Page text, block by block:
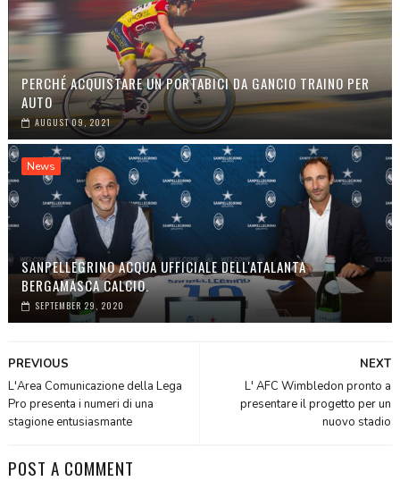
PERCHÉ ACQUISTARE UN PORTABICI DA GANCIO TRAINO PER
AUTO
AUGUST 09, 2021
News
SANPELLEGRINO ACQUA UFFICIALE DELL'ATALANTA
BERGAMASCA CALCIO.
SEPTEMBER 29, 2020
NEXT
L' AFC Wimbledon pronto a
presentare il progetto per un
nuovo stadio
PREVIOUS
L'Area Comunicazione della Lega
Pro presenta i numeri di una
stagione entusiasmante
POST A COMMENT